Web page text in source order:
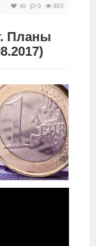
48 0 903
Планы